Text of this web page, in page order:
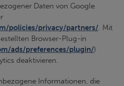
Daten von Google
policies/privacy/partners/. Mit
Browser-Plug-in
ads/preferences/plugin/)
deaktivieren.
Informationen, die